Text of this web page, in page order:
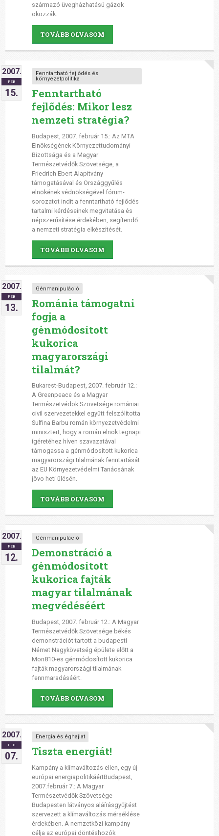
származó üvegházhatású gázok
okozzák.
TOVÁBB OLVASOM
2007.
FEB
15.
Fenntartható fejlődés és
környezetpolitika
Fenntartható
fejlődés: Mikor lesz
nemzeti stratégia?
Budapest, 2007. február 15.: Az MTA
Elnökségének Környezettudományi
Bizottsága és a Magyar
Természetvédők Szövetsége, a
Friedrich Ebert Alapítvány
támogatásával és Országgyűlés
elnökének védnökségével fórum-
sorozatot indít a fenntartható fejlődés
tartalmi kérdéseinek megvitatása és
népszerűsítése érdekében, segítendő
a nemzeti stratégia elkészítését.
TOVÁBB OLVASOM
2007.
FEB
13.
Génmanipuláció
Románia támogatni
fogja a
génmódosított
kukorica
magyarországi
tilalmát?
Bukarest-Budapest, 2007. február 12.:
A Greenpeace és a Magyar
Természetvédok Szövetsége romániai
civil szervezetekkel együtt felszólította
Sulfina Barbu román környezetvédelmi
minisztert, hogy a román elnök tegnapi
ígéretéhez híven szavazatával
támogassa a génmódosított kukorica
magyarországi tilalmának fenntartását
az EU Környezetvédelmi Tanácsának
jövo heti ülésén.
TOVÁBB OLVASOM
2007.
FEB
12.
Génmanipuláció
Demonstráció a
génmódosított
kukorica fajták
magyar tilalmának
megvédéséért
Budapest, 2007. február 12.: A Magyar
Természetvédők Szövetsége békés
demonstrációt tartott a budapesti
Német Nagykövetség épülete előtt a
Mon810-es génmódosított kukorica
fajták magyarországi tilalmának
fennmaradásáért.
TOVÁBB OLVASOM
2007.
FEB
07.
Energia és éghajlat
Tiszta energiát!
Kampány a klímaváltozás ellen, egy új
európai energiapolitikáértBudapest,
2007.február 7.: A Magyar
Természetvédők Szövetsége
Budapesten látványos aláírásgyűjtést
szervezett a klímaváltozás mérséklése
érdekében. A nemzetközi kampány
célja az európai döntéshozók